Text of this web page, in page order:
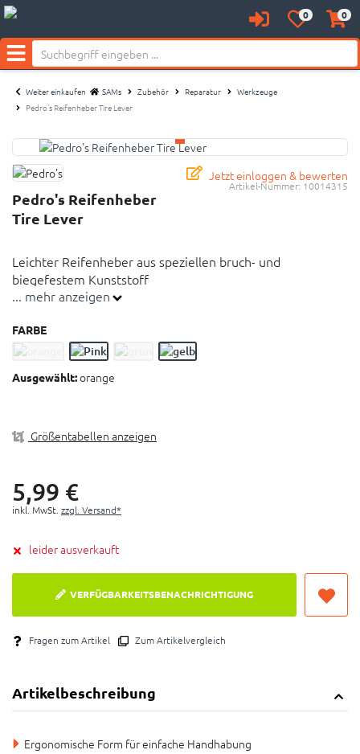
AnmeldenMerkzettel
aufklappen
0 0
Menü
Weiter einkaufen SAMs Zubehör Reparatur
Werkzeuge
Pedro's Reifenheber Tire Lever
Jetzt einloggen & bewerten
Artikel-Nummer: 10014315
Pedro's Reifenheber
Tire Lever
Leichter Reifenheber aus speziellen bruch- und
biegefestem Kunststoff
biegefestem Kunststoff
Ergonomische Form für einfache Handhabung
Platzsparend durch "Snap Together" Design
... mehr anzeigen
FARBE
Ausgewählt:orange
Größentabellen anzeigen
5,99 €
inkl. MwSt. zzgl. Versand*
leider ausverkauft
VERFÜGBARKEITSBENACHRICHTIGUNG
Fragen zum Artikel Zum Artikelvergleich
Artikelbeschreibung
Ergonomische Form für einfache Handhabung